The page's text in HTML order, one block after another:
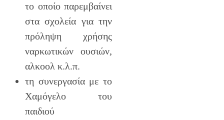
το οποίο παρεμβαίνει
στα σχολεία για την
πρόληψη χρήσης
ναρκωτικών ουσιών,
αλκοολ κ.λ.π.
τη συνεργασία με το
Χαμόγελο του
παιδιού